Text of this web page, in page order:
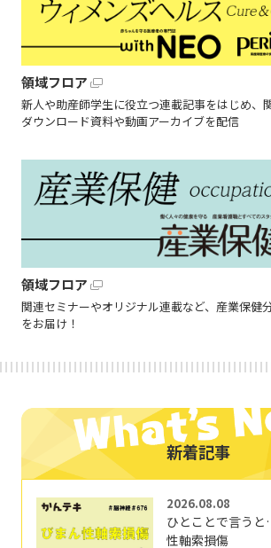
領域フロア
新人や助産師学生に役立つ連載記事をはじめ、
ダウンロード資料や動画アーカイブを配信
領域フロア
関連セミナーやオリジナル連載など、産業保健
をお届け！
新着記事
2026.08.08
ひとことで言う
性軸索損傷